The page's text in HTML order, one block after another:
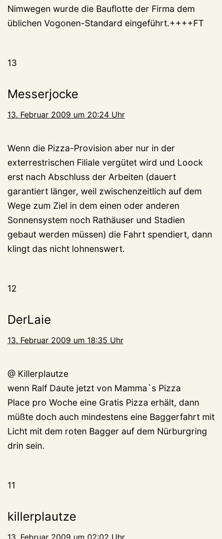
Nimwegen wurde die Bauflotte der Firma dem
üblichen Vogonen-Standard eingeführt.++++FT
13
Messerjocke
13. Februar 2009 um 20:24 Uhr
Wenn die Pizza-Provision aber nur in der
exterrestrischen Filiale vergütet wird und Loock
erst nach Abschluss der Arbeiten (dauert
garantiert länger, weil zwischenzeitlich auf dem
Wege zum Ziel in dem einen oder anderen
Sonnensystem noch Rathäuser und Stadien
gebaut werden müssen) die Fahrt spendiert, dann
klingt das nicht lohnenswert.
12
DerLaie
13. Februar 2009 um 18:35 Uhr
@ Killerplautze
wenn Ralf Daute jetzt von Mamma`s Pizza
Place pro Woche eine Gratis Pizza erhält, dann
müßte doch auch mindestens eine Baggerfahrt mit
Licht mit dem roten Bagger auf dem Nürburgring
drin sein.
11
killerplautze
13. Februar 2009 um 02:02 Uhr